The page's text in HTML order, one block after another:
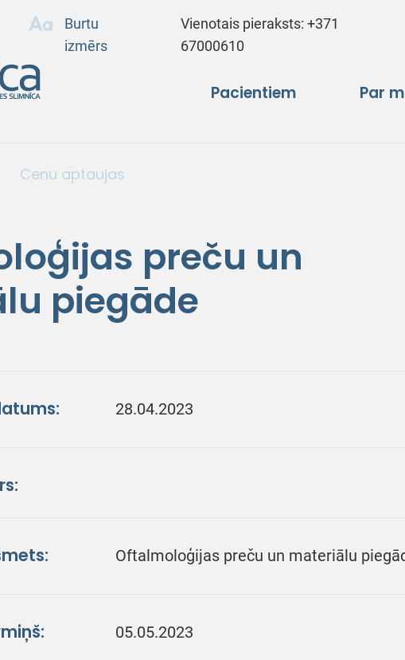
Burtu
izmērs
Vienotais pieraksts:+371
67000610
Pacientiem Par
Cenu aptaujas
preču un
piegāde
28.04.2023
Oftalmoloģijas preču un materiālu
05.05.2023